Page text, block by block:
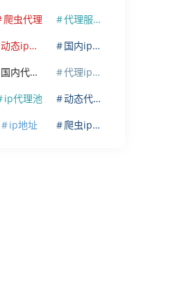
爬虫代理
代理服务器
动态ip代理
国内ip代理
国内代理ip
代理ip软件
ip代理池
动态代理ip
ip地址 爬虫ip代理